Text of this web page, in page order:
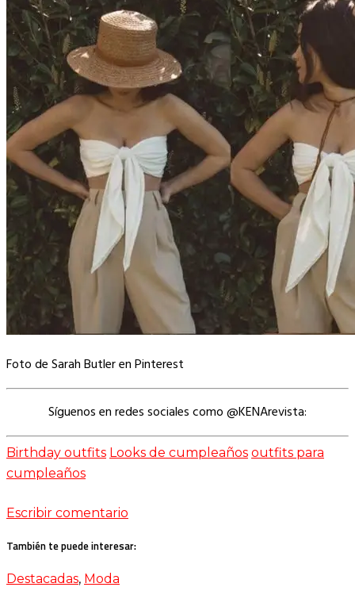
Foto de Sarah Butler en Pinterest
Síguenos en redes sociales como @KENArevista:
Birthday outfits Looks de cumpleaños outfits para
cumpleaños
Escribir comentario
También te puede interesar:
Destacadas, Moda